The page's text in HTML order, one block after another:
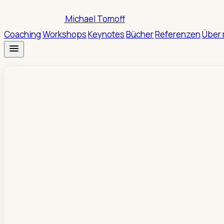
springen
Michael Tomoff
CoachingWorkshopsKeynotesBücherReferenzenÜber